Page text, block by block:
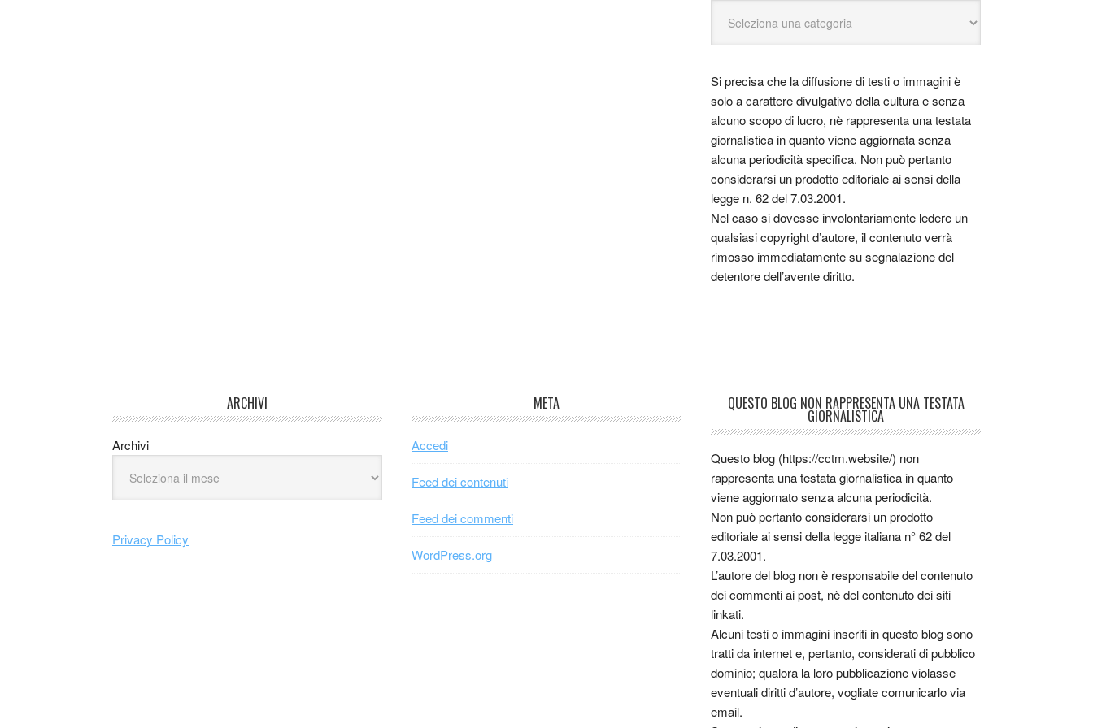
Si precisa che la diffusione di testi o immagini è
solo a carattere divulgativo della cultura e senza
alcuno scopo di lucro, nè rappresenta una testata
giornalistica in quanto viene aggiornata senza
alcuna periodicità specifica. Non può pertanto
considerarsi un prodotto editoriale ai sensi della
legge n. 62 del 7.03.2001.
Nel caso si dovesse involontariamente ledere un
qualsiasi copyright d’autore, il contenuto verrà
rimosso immediatamente su segnalazione del
detentore dell’avente diritto.
ARCHIVI
Archivi
Privacy Policy
META
Accedi
Feed dei contenuti
Feed dei commenti
WordPress.org
QUESTO BLOG NON RAPPRESENTA UNA TESTATA
GIORNALISTICA
Questo blog (https://cctm.website/) non
rappresenta una testata giornalistica in quanto
viene aggiornato senza alcuna periodicità.
Non può pertanto considerarsi un prodotto
editoriale ai sensi della legge italiana n° 62 del
7.03.2001.
L’autore del blog non è responsabile del contenuto
dei commenti ai post, nè del contenuto dei siti
linkati.
Alcuni testi o immagini inseriti in questo blog sono
tratti da internet e, pertanto, considerati di pubblico
dominio; qualora la loro pubblicazione violasse
eventuali diritti d’autore, vogliate comunicarlo via
email.